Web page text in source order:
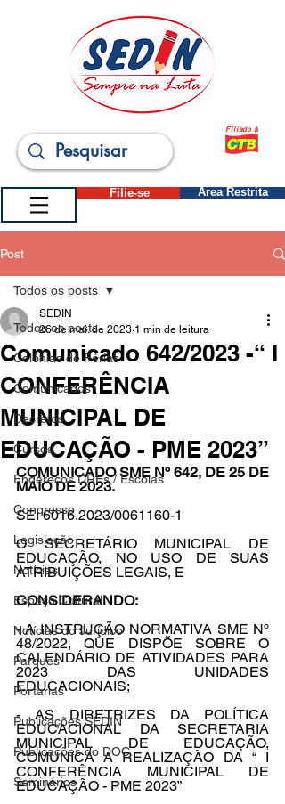
Filiado à
Filie-se Área Restrita
Post
Todos os posts
Colônias de Férias
Comunicados
Decretos
Cursos
Endereços DREs / Escolas
Congresso
Legislação
Notícias
Espaço Cultural
Notícias do Jurídico
Parques
Portarias
Publicações SEDIN
Publicações do DOC
Seminários
Todos os posts
Comunicado 642/2023 -“ I
CONFERÊNCIA
MUNICIPAL DE
EDUCAÇÃO - PME 2023”
SEDIN
26 de mai. de 2023 1 min de leitura
COMUNICADO SME Nº 642, DE 25 DE
MAIO DE 2023.
SEI 6016.2023/0061160-1
O SECRETÁRIO MUNICIPAL DE
EDUCAÇÃO, NO USO DE SUAS
ATRIBUIÇÕES LEGAIS, E
CONSIDERANDO:
- A INSTRUÇÃO NORMATIVA SME Nº
48/2022, QUE DISPÕE SOBRE O
CALENDÁRIO DE ATIVIDADES PARA
2023 DAS UNIDADES
EDUCACIONAIS;
- AS DIRETRIZES DA POLÍTICA
EDUCACIONAL DA SECRETARIA
MUNICIPAL DE EDUCAÇÃO,
COMUNICA A REALIZAÇÃO DA “ I
CONFERÊNCIA MUNICIPAL DE
EDUCAÇÃO - PME 2023”